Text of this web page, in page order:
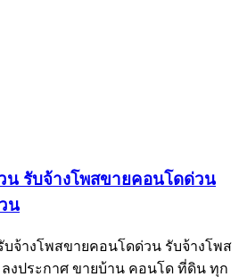
น รับจ้างโพสขายคอนโดด่วน
น
จ้างโพสขายคอนโดด่วน รับจ้างโพส
งประกาศ ขายบ้าน คอนโด ที่ดิน ทุก